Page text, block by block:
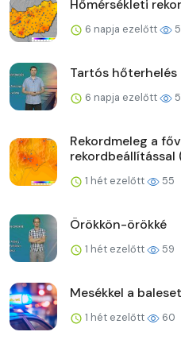
Hőmérsékleti
6 napja ezelőtt
Tartós hőterhelés
6 napja ezelőtt
Rekordmeleg a
rekordbeállítással
1 hét ezelőtt 55
Örökkön-örökké
1 hét ezelőtt 59
Mesékkel a
1 hét ezelőtt 60